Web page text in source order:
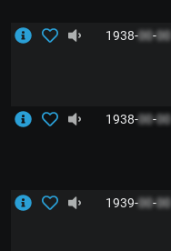
1938-00-00
1938-00-00
1939-00-00